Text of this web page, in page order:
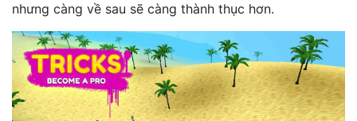
nhưng càng về sau sẽ càng thành thục hơn.